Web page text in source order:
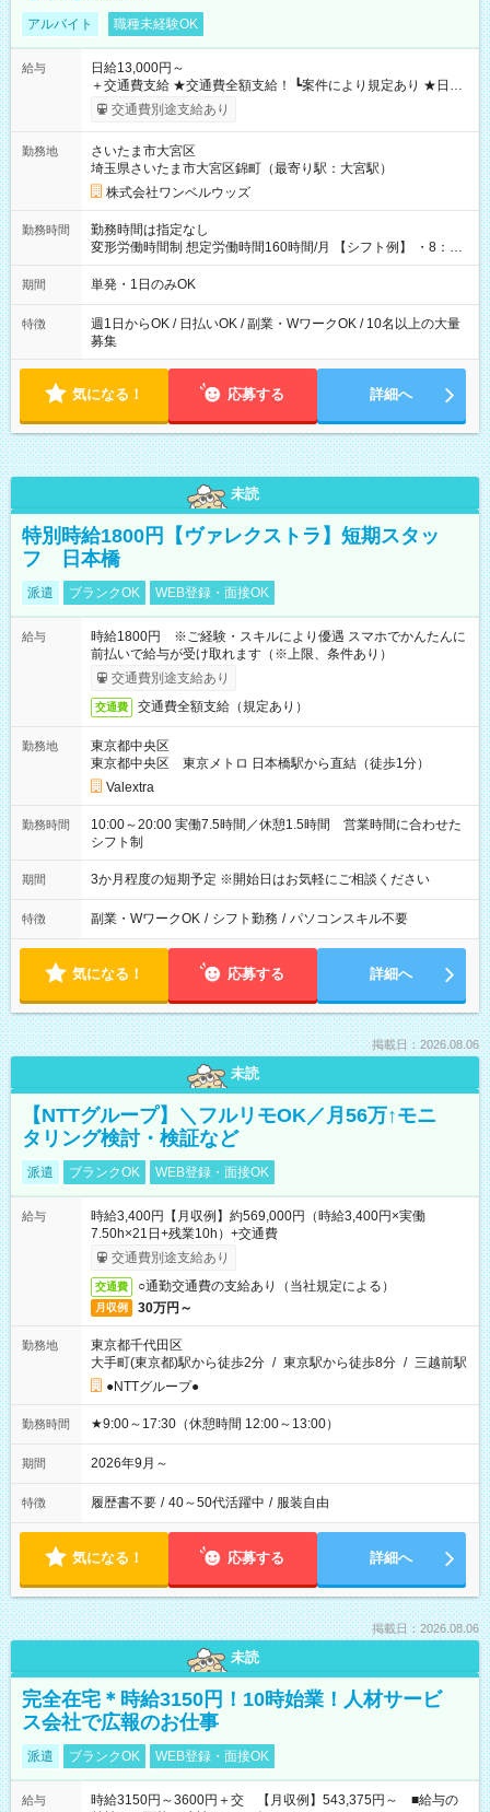
アルバイト 職種未経験OK
給与
日給13,000円～
＋交通費支給 ★交通費全額支給！ ┗案件により規定あり ★日払
いOK！（規定あり） ┗働いたその日に現金GET♪ お仕事後はコ
ンビニATMから 日払い分を引き落とせます！ 【試用期間】試
交通費別途支給あり
勤務地
さいたま市大宮区
埼玉県さいたま市大宮区錦町（最寄り駅：大宮駅）
株式会社ワンベルウッズ
勤務時間
勤務時間は指定なし
変形労働時間制 想定労働時間160時間/月 【シフト例】 ・8：00
～21：00
期間 単発・1日のみOK
特徴
週1日からOK / 日払いOK / 副業・WワークOK / 10名以上の大量
募集
気になる！ 応募する 詳細へ
未読
特別時給1800円【ヴァレクストラ】短期スタッ
フ 日本橋
派遣 ブランクOK WEB登録・面接OK
給与
時給1800円 ※ご経験・スキルにより優遇 スマホでかんたんに
前払いで給与が受け取れます（※上限、条件あり）
交通費別途支給あり
交通費 交通費全額支給（規定あり）
勤務地
東京都中央区
東京都中央区 東京メトロ 日本橋駅から直結（徒歩1分）
Valextra
勤務時間
10:00～20:00 実働7.5時間／休憩1.5時間 営業時間に合わせた
シフト制
期間 3か月程度の短期予定 ※開始日はお気軽にご相談ください
特徴 副業・WワークOK / シフト勤務 / パソコンスキル不要
気になる！ 応募する 詳細へ
掲載日：2026.08.06
未読
【NTTグループ】＼フルリモOK／月56万↑モニ
タリング検討・検証など
派遣 ブランクOK WEB登録・面接OK
給与
時給3,400円【月収例】約569,000円（時給3,400円×実働
7.50h×21日+残業10h）+交通費
交通費別途支給あり
交通費 ○通勤交通費の支給あり（当社規定による）
月収例 30万円～
勤務地
東京都千代田区
大手町(東京都)駅から徒歩2分 / 東京駅から徒歩8分 / 三越前駅
●NTTグループ●
勤務時間 ★9:00～17:30（休憩時間 12:00～13:00）
期間 2026年9月～
特徴 履歴書不要 / 40～50代活躍中 / 服装自由
気になる！ 応募する 詳細へ
掲載日：2026.08.06
未読
完全在宅＊時給3150円！10時始業！人材サービ
ス会社で広報のお仕事
派遣 ブランクOK WEB登録・面接OK
給与
時給3150円～3600円＋交 【月収例】543,375円～ ■給与の